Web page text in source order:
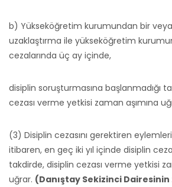
b) Yükseköğretim kurumundan bir veya
uzaklaştırma ile yükseköğretim
cezalarında üç ay içinde,
disiplin soruşturmasına başlanmadığı
cezası verme yetkisi zaman aşımına
(3) Disiplin cezasını gerektiren
itibaren, en geç iki yıl içinde disiplin
takdirde, disiplin cezası verme yetkisi
uğrar. (Danıştay Sekizinci